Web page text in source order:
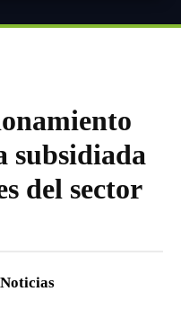
subsidiada
del sector